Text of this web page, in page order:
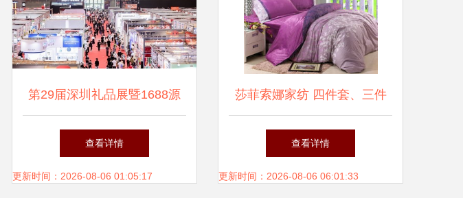
第29届深圳礼品展暨1688源
头新厂货商人节开幕 发挥湾
区优势引领行业发展
查看详情
更新时间：2026-08-06 01:05:17
莎菲索娜家纺 四件套、三件
套及床上用品套装——厂家直
销批发的优质日用百货选择
查看详情
更新时间：2026-08-06 06:01:33